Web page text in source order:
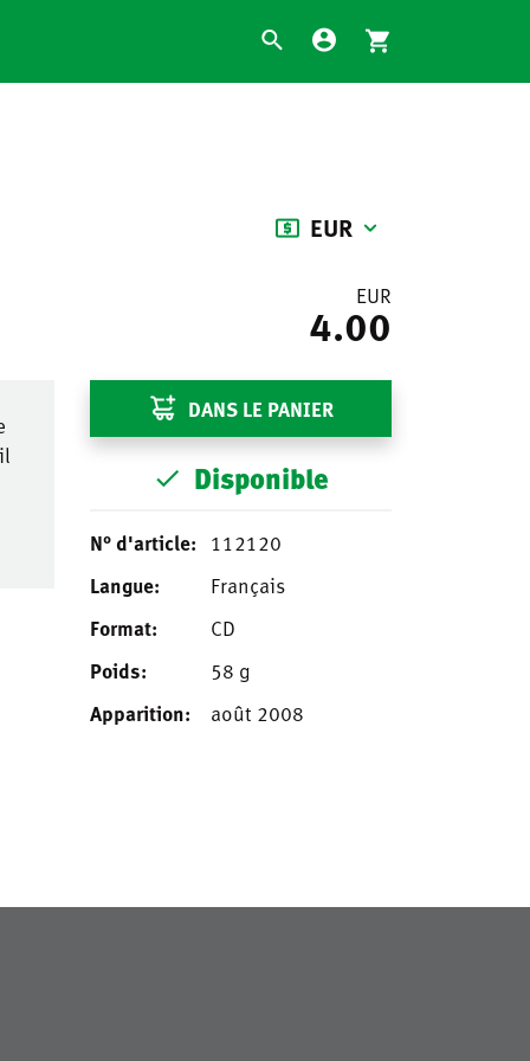
EUR
EUR
4.00
DANS LE PANIER
Disponible
N° d'article: 112120
Langue:
Français
Format:
CD
Poids:
58 g
Apparition:
août 2008